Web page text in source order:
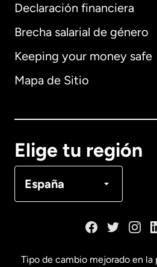
Declaración financiera
Brecha salarial de género
Keeping your money safe
Mapa de Sitio
Elige tu región
España
Alemania
Français
Tipo de cambio mejorado en la